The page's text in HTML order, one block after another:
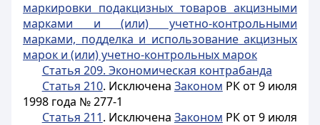
маркировки подакцизных товаров акцизными
марками и (или) учетно-контрольными
марками, подделка и использование акцизных
марок и (или) учетно-контрольных марок
Статья 209. Экономическая контрабанда
Статья 210. Исключена Законом РК от 9 июля
1998 года № 277-1
Статья 211. Исключена Законом РК от 9 июля